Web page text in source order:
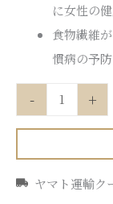
に女性の
食物繊維
慣病の予防
- +
ヤマト運輸ク